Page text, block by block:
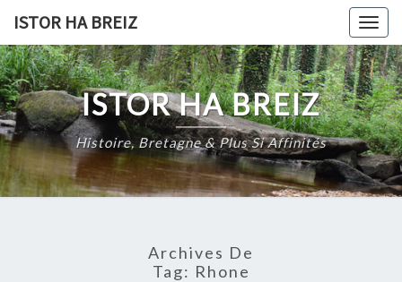
content
ISTOR HA BREIZ
ISTOR HA BREIZ
Histoire, Bretagne & Plus Si Affinités
Archives De
Tag: Rhone